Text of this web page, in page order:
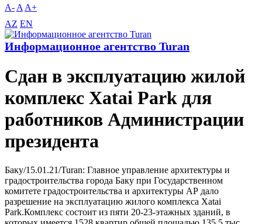
A- A A+
AZ EN
Информационное агентство Turan
Сдан в эксплуатацию жилой
комплекс Xatai Park для
работников Администрации
президента
Баку/15.01.21/Turan: Главное управление архитектуры и
градостроительства города Баку при Государственном
комитете градостроительства и архитектуры АР дало
разрешение на эксплуатацию жилого комплекса Xatai
Park.Комплекс состоит из пяти 20-23-этажных зданий, в